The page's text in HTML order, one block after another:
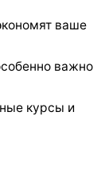
ваше
важно
курсы и